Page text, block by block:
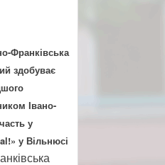
Франківська
здобуває
Івано-
у
у Вільнюсі